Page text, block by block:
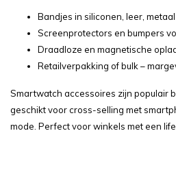
Bandjes in siliconen, leer,
Screenprotectors en bumpers
Draadloze en magnetische
Retailverpakking of bulk –
Smartwatch accessoires zijn populair
geschikt voor cross-selling met
mode. Perfect voor winkels met een